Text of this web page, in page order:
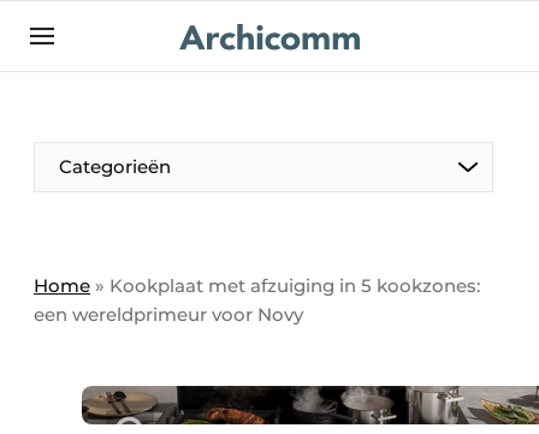
NL be-FR
Categorieën
Home » Kookplaat met afzuiging in 5 kookzones:
een wereldprimeur voor Novy